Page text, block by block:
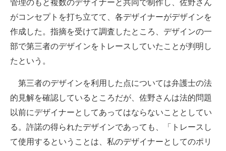
建設×テクノロジーの最前線
ちょっと気になるネットの話題
管理のもと複数のデザイナーと共同で制作し、佐野さん
がコンセプトを打ち立てて、各デザイナーがデザインを
作成した。指摘を受けて調査したところ、デザインの一
部で第三者のデザインをトレースしていたことが判明し
たという。
第三者のデザインを利用した点については弁護士の法
的見解を確認しているところだが、佐野さんは法的問題
以前にデザイナーとしてあってはならないこととしてい
る。許諾の得られたデザインであっても、「トレースし
て使用するということは、私のデザイナーとしてのポリ